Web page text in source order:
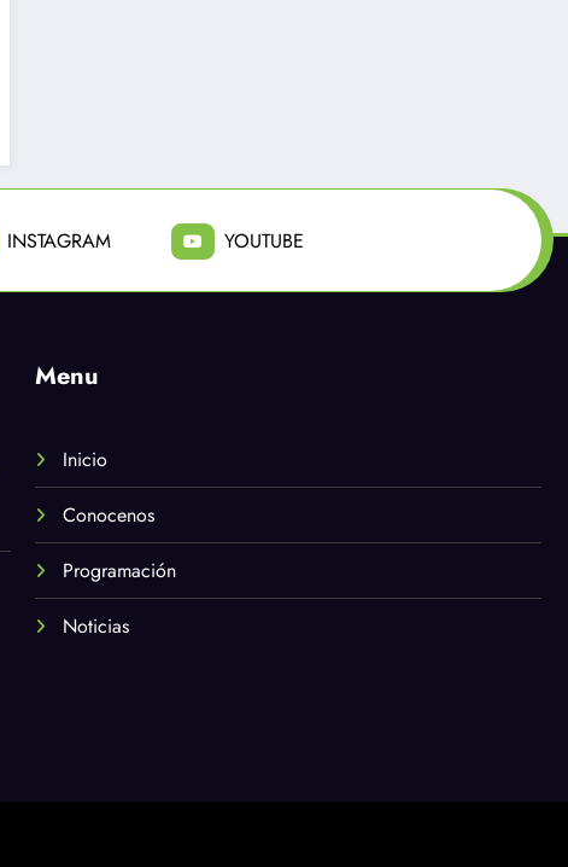
INSTAGRAM YOUTUBE
Menu
Inicio
Conocenos
Programación
Noticias